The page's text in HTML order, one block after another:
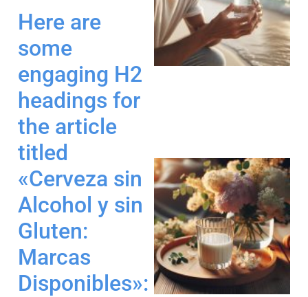
Here are
some
engaging H2
headings for
the article
titled
«Cerveza sin
Alcohol y sin
Gluten:
Marcas
Disponibles»: